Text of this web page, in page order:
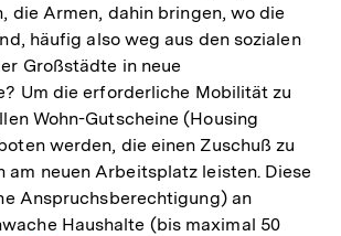
die Armen, dahin bringen, wo die
häufig also weg aus den sozialen
Großstädte in neue
Um die erforderliche Mobilität zu
Wohn-Gutscheine (Housing
werden, die einen Zuschuß zu
am neuen Arbeitsplatz leisten. Diese
Anspruchsberechtigung) an
Haushalte (bis maximal 50